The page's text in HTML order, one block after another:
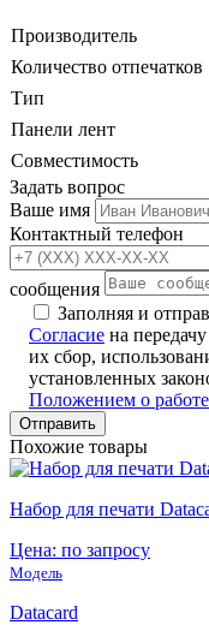
Производитель
Количество отпечатков
Тип
Панели лент
Совместимость
Задать вопрос
Ваше имя
Контактный телефон
сообщения
Заполняя и
Согласие на
их сбор,
установленных
Положением о
Похожие товары
Набор для печати
Цена: по запросу
Модель
Datacard